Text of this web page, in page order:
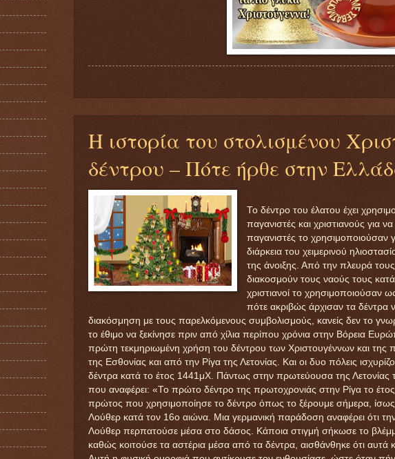
Η ιστορία του στολισμένου
δέντρου – Πότε ήρθε στην
Το δέντρο του έλατου έχει
παγανιστές και χριστιανούς για
παγανιστές το χρησιμοποιούσαν
διάρκεια του χειμερινού
της άνοιξης. Από την πλευρά
διακοσμούν τους ναούς τους
χριστιανοί το χρησιμοποιούσαν
πότε ακριβώς άρχισαν τα δέντρα
διακόσμηση με τους παρελκόμενους συμβολισμούς, κανείς δεν το
το έθιμο να ξεκίνησε πριν από χίλια περίπου χρόνια στην Βόρεια
πρώτη τεκμηριωμένη χρήση του δέντρου των Χριστουγέννων και της
της Εσθονίας και από την Ρίγα της Λετονίας. Και οι δυο πόλεις
δέντρα κατά το έτος 1441μΧ. Πάντως στην πρωτεύουσα της Λετονίας
που αναφέρει: «Το πρώτο δέντρο της πρωτοχρονιάς στην Ρίγα το
πρώτος που χρησιμοποίησε το δέντρο όπως το ξέρουμε σήμερα,
Λούθερ κατά τον 16ο αιώνα. Μια γερμανική παράδοση αναφέρει ότι
Λούθερ περπατούσε μέσα στο δάσος. Κάποια στιγμή σήκωσε το
καθώς κοιτούσε τα αστέρια μέσα από τα δέντρα, αισθάνθηκε ότι